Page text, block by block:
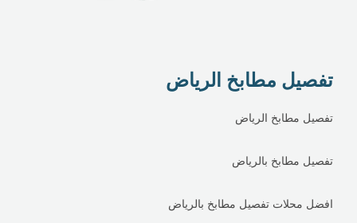
تفصيل مطابخ الرياض
تفصيل مطابخ الرياض
تفصيل مطابخ بالرياض
افضل محلات تفصيل مطابخ بالرياض